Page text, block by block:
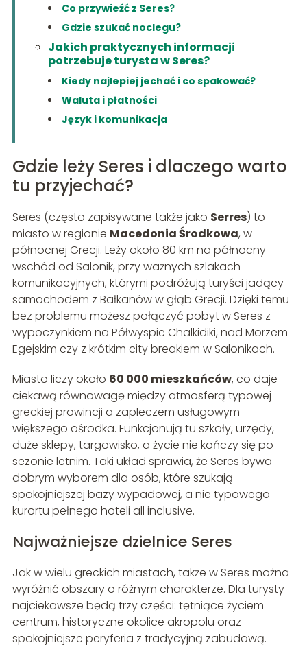
Co przywieźć z Seres?
Gdzie szukać noclegu?
Jakich praktycznych informacji
potrzebuje turysta w Seres?
Kiedy najlepiej jechać i co spakować?
Waluta i płatności
Język i komunikacja
Gdzie leży Seres i dlaczego warto
tu przyjechać?
Seres (często zapisywane także jako Serres) to
miasto w regionie Macedonia Środkowa, w
północnej Grecji. Leży około 80 km na północny
wschód od Salonik, przy ważnych szlakach
komunikacyjnych, którymi podróżują turyści jadący
samochodem z Bałkanów w głąb Grecji. Dzięki temu
bez problemu możesz połączyć pobyt w Seres z
wypoczynkiem na Półwyspie Chalkidiki, nad Morzem
Egejskim czy z krótkim city breakiem w Salonikach.
Miasto liczy około 60 000 mieszkańców, co daje
ciekawą równowagę między atmosferą typowej
greckiej prowincji a zapleczem usługowym
większego ośrodka. Funkcjonują tu szkoły, urzędy,
duże sklepy, targowisko, a życie nie kończy się po
sezonie letnim. Taki układ sprawia, że Seres bywa
dobrym wyborem dla osób, które szukają
spokojniejszej bazy wypadowej, a nie typowego
kurortu pełnego hoteli all inclusive.
Najważniejsze dzielnice Seres
Jak w wielu greckich miastach, także w Seres można
wyróżnić obszary o różnym charakterze. Dla turysty
najciekawsze będą trzy części: tętniące życiem
centrum, historyczne okolice akropolu oraz
spokojniejsze peryferia z tradycyjną zabudową.